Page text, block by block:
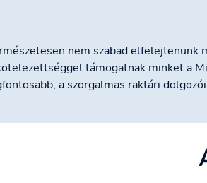
nem szabad elfelejtenünk
támogatnak minket a
a szorgalmas raktári